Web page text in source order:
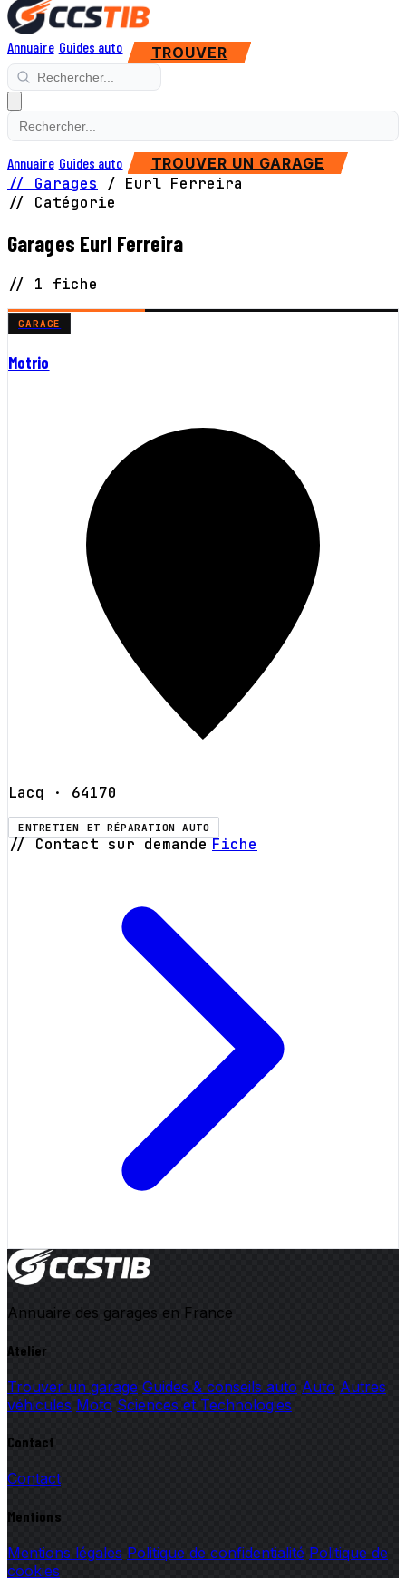
Annuaire Guides auto TROUVER
Annuaire Guides auto TROUVER UN GARAGE
// Garages / Eurl Ferreira
// Catégorie
Garages Eurl Ferreira
// 1 fiche
GARAGE
Motrio
Lacq · 64170
ENTRETIEN ET RÉPARATION AUTO
// Contact sur demande Fiche
Annuaire des garages en France
Atelier
Trouver un garage Guides & conseils auto Auto Autres
véhicules Moto Sciences et Technologies
Contact
Contact
Mentions
Mentions légales Politique de confidentialité Politique de
cookies